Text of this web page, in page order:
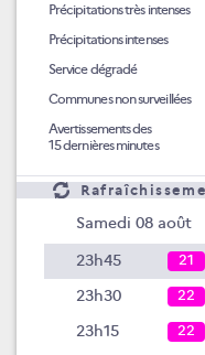
Précipitations très intenses
Précipitations intenses
Service dégradé
Communes non surveillées
Avertissements des
15 dernières minutes
Samedi 08 août
23h45 21
23h30 22
23h15 22